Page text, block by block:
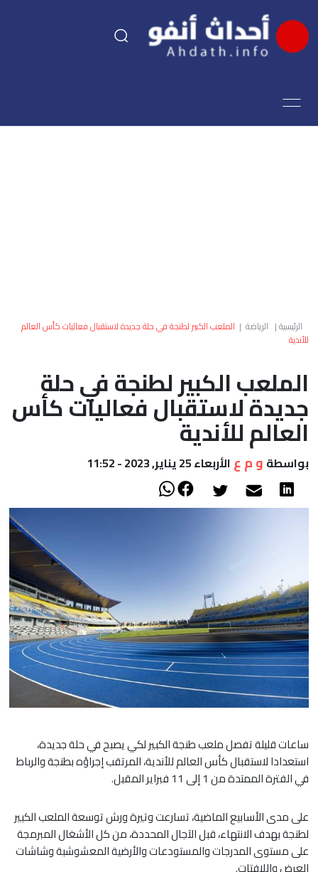
اقتصاد
العالم
الصحراء
الرئيسية| الرياضة | الملعب الكبير لطنجة في حلة جديدة لاستقبال فعاليات كأس العالم
للأندية
الملعب الكبير لطنجة في حلة
جديدة لاستقبال فعاليات كأس
العالم للأندية
بواسطة و م ع الأربعاء 25 يناير, 2023 - 11:52
ساعات قليلة تفصل ملعب طنجة الكبير لكي يصبح في حلة جديدة،
استعدادا لاستقبال كأس العالم للأندية، المرتقب إجراؤه بطنجة والرباط
في الفترة الممتدة من 1 إلى 11 فبراير المقبل.
على مدى الأسابيع الماضية، تسارعت وتيرة ورش توسعة الملعب الكبير
لطنجة بهدف الانتهاء، قبل الآجال المحددة، من كل الأشغال المبرمجة
على مستوى المدرجات والمستودعات والأرضية المعشوشبة وشاشات